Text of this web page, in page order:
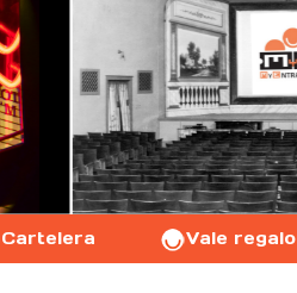
Cartelera Vale regalo